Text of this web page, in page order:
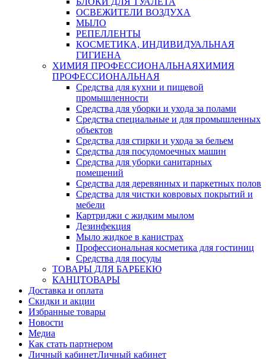
ОСВЕЖИТЕЛИ ВОЗДУХА
МЫЛО
РЕПЕЛЛЕНТЫ
КОСМЕТИКА, ИНДИВИДУАЛЬНАЯ
ГИГИЕНА
ХИМИЯ ПРОФЕССИОНАЛЬНАЯХИМИЯ
ПРОФЕССИОНАЛЬНАЯ
Средства для кухни и пищевой
промышленности
Средства для уборки и ухода за полами
Средства специальные и для промышленных
объектов
Средства для стирки и ухода за бельем
Средства для посудомоечных машин
Средства для уборки санитарных
помещений
Средства для деревянных и паркетных полов
Средства для чистки ковровых покрытий и
мебели
Картриджи с жидким мылом
Дезинфекция
Мыло жидкое в канистрах
Профессиональная косметика для гостиниц
Средства для посуды
ТОВАРЫ ДЛЯ БАРБЕКЮ
КАНЦТОВАРЫ
Доставка и оплата
Скидки и акции
Избранные товары
Новости
Медиа
Как стать партнером
Личный кабинетЛичный кабинет